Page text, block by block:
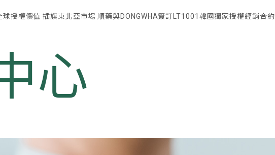
球授權價值 插旗東北亞市場 順藥與DONGWHA簽訂LT1001韓國獨家授權經銷合約
心